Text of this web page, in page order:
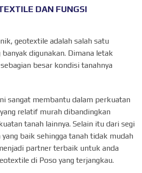
DAN FUNGSI
geotextile adalah salah satu
digunakan. Dimana letak
besar kondisi tanahnya
sangat membantu dalam perkuatan
relatif murah dibandingkan
tanah lainnya. Selain itu dari segi
baik sehingga tanah tidak mudah
partner terbaik untuk anda
di Poso yang terjangkau.